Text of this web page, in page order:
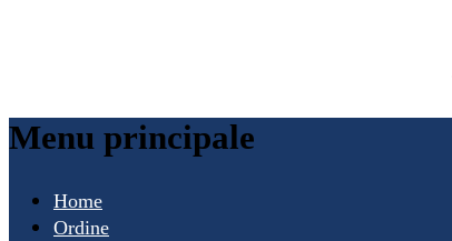
Menu principale
Home
Ordine